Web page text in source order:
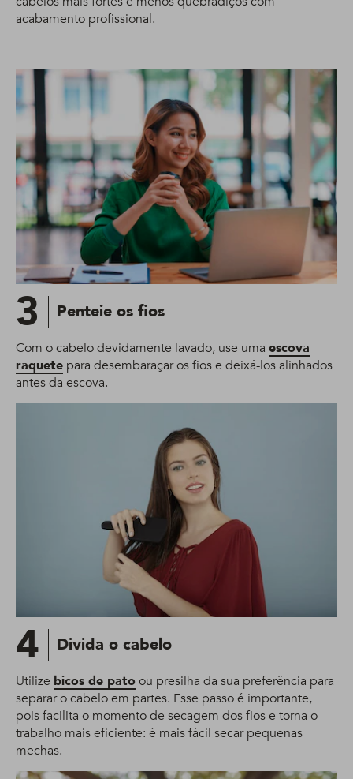
acabamento profissional.
3 Penteie os fios
Com o cabelo devidamente lavado, use uma escova
raquete para desembaraçar os fios e deixá-los alinhados
antes da escova.
4 Divida o cabelo
Utilize bicos de pato ou presilha da sua preferência para
separar o cabelo em partes. Esse passo é importante,
pois facilita o momento de secagem dos fios e torna o
trabalho mais eficiente: é mais fácil secar pequenas
mechas.